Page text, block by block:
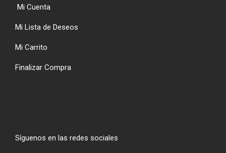
Mi Cuenta
Mi Lista de Deseos
Mi Carrito
Finalizar Compra
Síguenos en las redes sociales